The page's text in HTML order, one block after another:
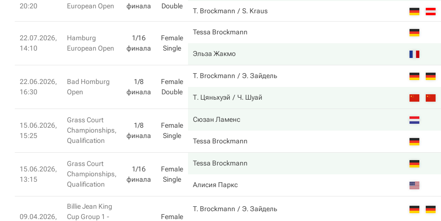
20:20
European Open
финала
Double
T. Brockmann S. Kraus
22.07.2026,
14:10
Hamburg
European Open
1/16
финала
Female
Single
Tessa Brockmann
Эльза Жакмо
22.06.2026,
16:30
Bad Homburg
Open
1/8
финала
Female
Double
T. Brockmann Э. Зайдель
Т. Цяньхуэй Ч. Шуай
15.06.2026,
15:25
Grass Court
Championships,
Qualification
1/8
финала
Female
Single
Сюзан Ламенс
Tessa Brockmann
15.06.2026,
13:15
Grass Court
Championships,
Qualification
1/16
финала
Female
Single
Tessa Brockmann
Алисия Паркс
09.04.2026,
Billie Jean King
Cup Group 1 -
Female
T. Brockmann Э. Зайдель